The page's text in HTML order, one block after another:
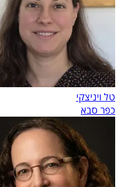
טל ויניצקי
כפר סבא